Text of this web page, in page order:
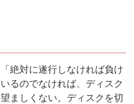
絶対に遂行しなければ負け
るのでなければ、ディスク
ましくない。ディスクを切